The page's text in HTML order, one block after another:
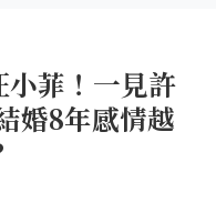
小菲！一見許
婚8年感情越